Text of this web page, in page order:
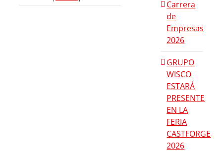
Carrera
de
Empresas
2026
GRUPO
WISCO
ESTARÁ
PRESENTE
EN LA
FERIA
CASTFORGE
2026